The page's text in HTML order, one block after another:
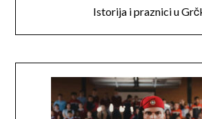
Istorija i praznici u